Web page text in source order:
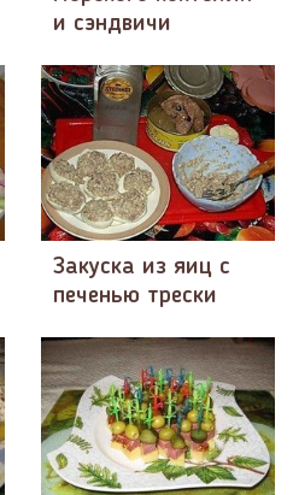
и сэндвичи
Закуска из яиц с
печенью трески